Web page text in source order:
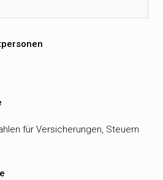
für Versicherungen, Steuern